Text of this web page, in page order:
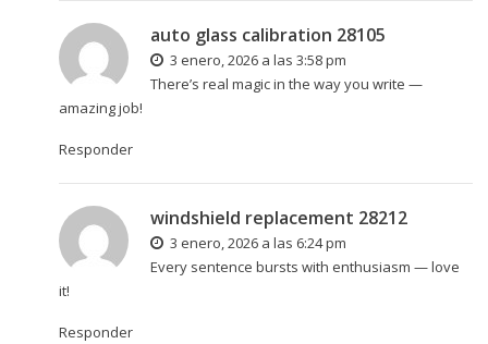
auto glass calibration 28105
3 enero, 2026 a las 3:58 pm
There’s real magic in the way you write —
amazing job!
Responder
windshield replacement 28212
3 enero, 2026 a las 6:24 pm
Every sentence bursts with enthusiasm — love
it!
Responder